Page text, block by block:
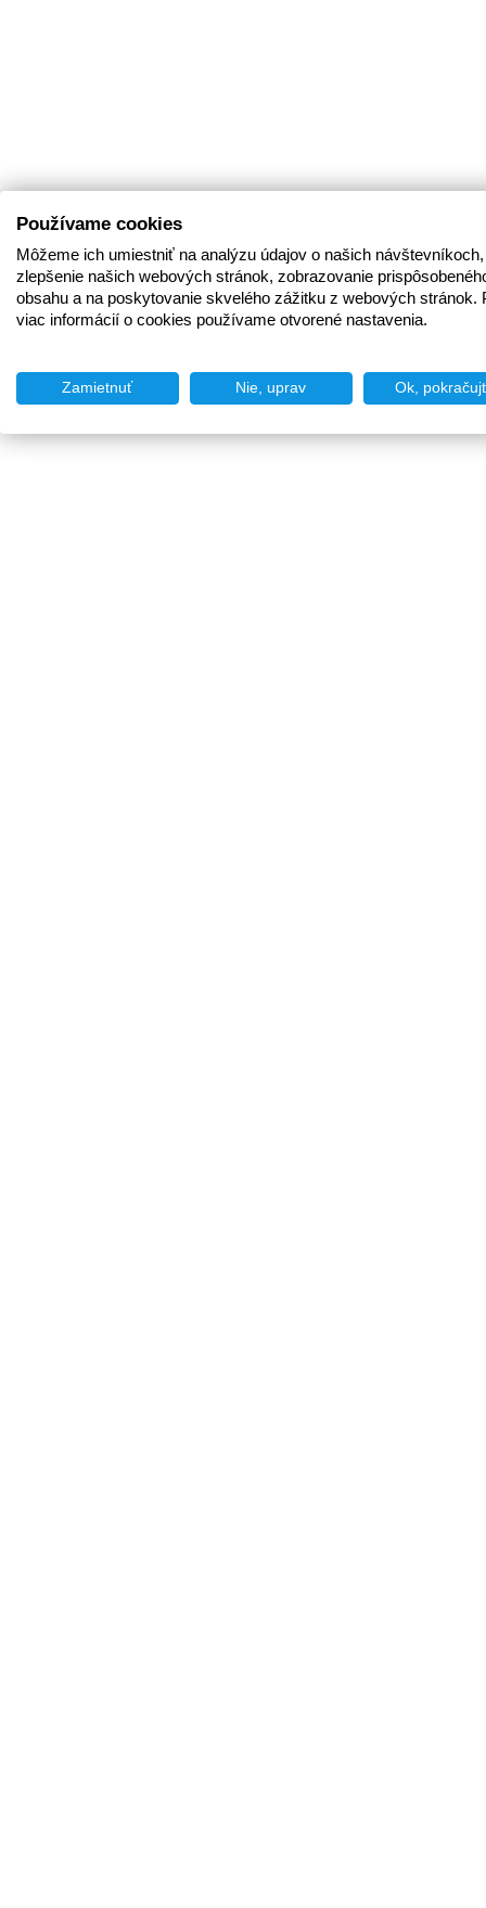
Používame cookies
Môžeme ich umiestniť na analýzu údajov o našich
zlepšenie našich webových stránok, zobrazovanie
obsahu a na poskytovanie skvelého zážitku z webových stránok.
viac informácií o cookies používame otvorené nastavenia.
Zamietnuť Nie, uprav Ok,